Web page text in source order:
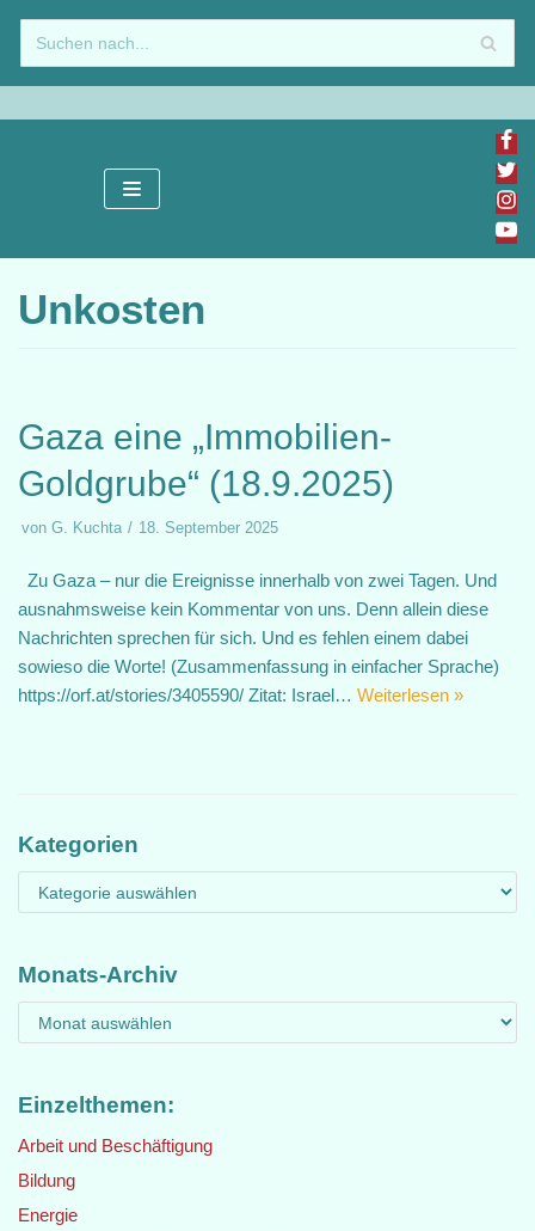
Zum
Inhalt
springen
Unkosten
Gaza eine „Immobilien-
Goldgrube“ (18.9.2025)
von G. Kuchta 18. September 2025
Zu Gaza – nur die Ereignisse innerhalb von zwei Tagen. Und
ausnahmsweise kein Kommentar von uns. Denn allein diese
Nachrichten sprechen für sich. Und es fehlen einem dabei
sowieso die Worte! (Zusammenfassung in einfacher Sprache)
https://orf.at/stories/3405590/ Zitat: Israel… Weiterlesen »
Kategorien
Monats-Archiv
Einzelthemen:
Arbeit und Beschäftigung
Bildung
Energie